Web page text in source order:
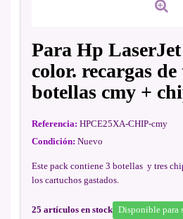
Para Hp LaserJet
color. recargas
botellas cmy +
Referencia: HPCE25XA-CHIP-cmy
Condición: Nuevo
Este pack contiene 3 botellas y tres
los cartuchos gastados.
25 artículos en stock Disponible para